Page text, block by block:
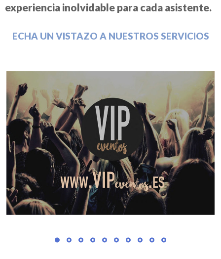
experiencia inolvidable para cada asistente.
ECHA UN VISTAZO A NUESTROS SERVICIOS